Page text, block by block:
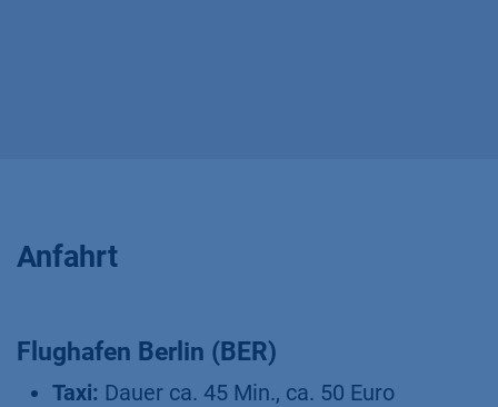
Anfahrt
Flughafen Berlin (BER)
Taxi: Dauer ca. 45 Min., ca. 50 Euro